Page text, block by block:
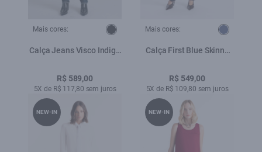
Mais cores:
Calça Jeans Visco Indigo
Lav.Escuro C/ Matiz+3d
R$ 589,00
5X de R$ 117,80 sem juros
Mais cores:
Calça First Blue Skinny
R$ 549,00
5X de R$ 109,80 sem juros
NEW-IN NEW-IN